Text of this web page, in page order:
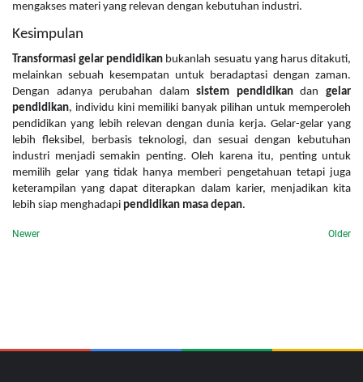
mengakses materi yang relevan dengan kebutuhan industri.
Kesimpulan
Transformasi gelar pendidikan bukanlah sesuatu yang harus ditakuti,
melainkan sebuah kesempatan untuk beradaptasi dengan zaman.
Dengan adanya perubahan dalamsistem pendidikandangelar
pendidikan, individu kini memiliki banyak pilihan untuk memperoleh
pendidikan yang lebih relevan dengan dunia kerja. Gelar-gelar yang
lebih fleksibel, berbasis teknologi, dan sesuai dengan kebutuhan
industri menjadi semakin penting. Oleh karena itu, penting untuk
memilih gelar yang tidak hanya memberi pengetahuan tetapi juga
keterampilan yang dapat diterapkan dalam karier, menjadikan kita
lebih siap menghadapi pendidikan masa depan.
Newer Older